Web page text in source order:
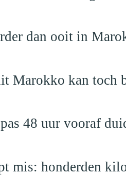
dan ooit in
Marokko kan toch
48 uur vooraf
mis: honderden